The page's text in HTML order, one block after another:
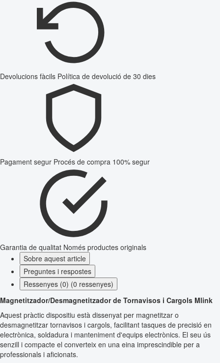
Devolucions fàcils Política de devolució de 30 dies
Pagament segur Procés de compra 100% segur
Garantia de qualitat Només productes originals
Sobre aquest article
Preguntes i respostes
Ressenyes (0) (0 ressenyes)
Magnetitzador/Desmagnetitzador de Tornavisos i Cargols Mlink
Aquest pràctic dispositiu està dissenyat per magnetitzar o
desmagnetitzar tornavisos i cargols, facilitant tasques de precisió en
electrònica, soldadura i manteniment d'equips electrònics. El seu ús
senzill i compacte el converteix en una eina imprescindible per a
professionals i aficionats.